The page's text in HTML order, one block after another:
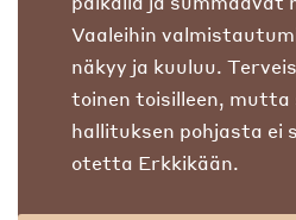
Vaaleihin
näkyy ja kuuluu.
toinen toisilleen, mutta
hallituksen pohjasta ei
otetta Erkkikään.